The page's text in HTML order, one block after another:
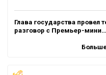
Глава государства провел
разговор с Премьер-мини…